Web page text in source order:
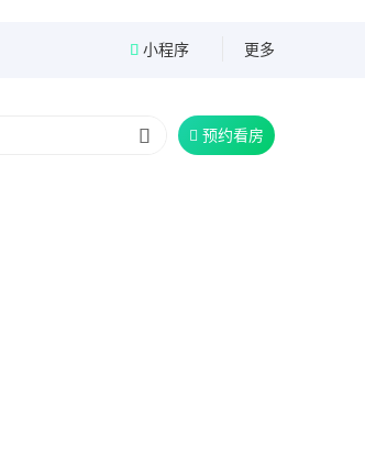
 小程序 更多
  预约看房